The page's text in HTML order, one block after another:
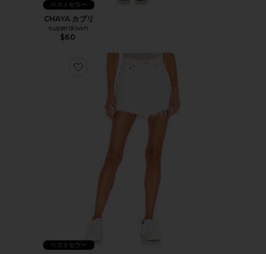
ベストセラー
CHAYA カプリ
superdown
$60
Favorite PARKER LONG ショートパンツ
ベストセラー